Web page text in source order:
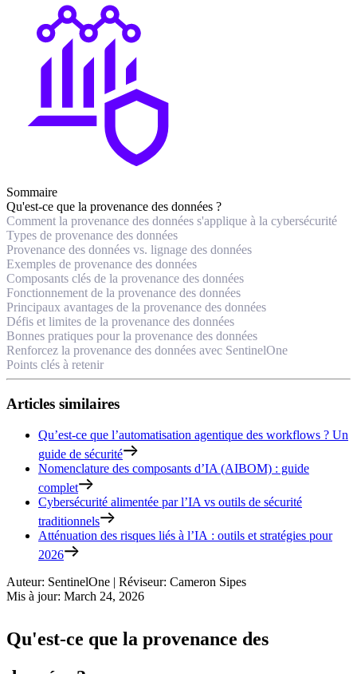
Sommaire
Qu'est-ce que la provenance des données ?
Comment la provenance des données s'applique à la cybersécurité
Types de provenance des données
Provenance des données vs. lignage des données
Exemples de provenance des données
Composants clés de la provenance des données
Fonctionnement de la provenance des données
Principaux avantages de la provenance des données
Défis et limites de la provenance des données
Bonnes pratiques pour la provenance des données
Renforcez la provenance des données avec SentinelOne
Points clés à retenir
Articles similaires
Qu’est-ce que l’automatisation agentique des workflows ? Un
guide de sécurité
Nomenclature des composants d’IA (AIBOM) : guide
complet
Cybersécurité alimentée par l’IA vs outils de sécurité
traditionnels
Atténuation des risques liés à l’IA : outils et stratégies pour
2026
Auteur: SentinelOne | Réviseur: Cameron Sipes
Mis à jour: March 24, 2026
Qu'est-ce que la provenance des